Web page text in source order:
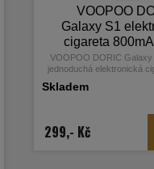
VOOPOO
Galaxy S1
cigareta
Gold
VOOPOO DORIC Galaxy
jednoduchá elektronická
vapeři. Příjemně tvarované
monočlánek o
automatický výkon až 16W
pro rychlé nabíjení.
Skladem
299,- Kč